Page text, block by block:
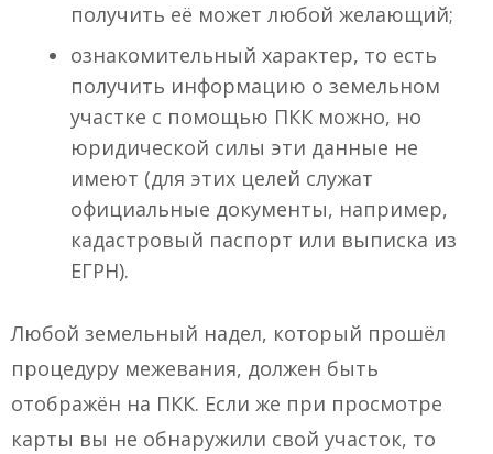
получить её может любой желающий;
ознакомительный характер, то есть
получить информацию о земельном
участке с помощью ПКК можно, но
юридической силы эти данные не
имеют (для этих целей служат
официальные документы, например,
кадастровый паспорт или выписка из
ЕГРН).
Любой земельный надел, который прошёл
процедуру межевания, должен быть
отображён на ПКК. Если же при просмотре
карты вы не обнаружили свой участок, то